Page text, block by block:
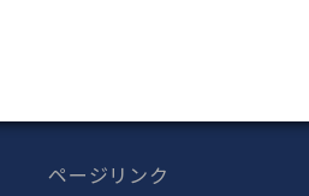
ページリンク